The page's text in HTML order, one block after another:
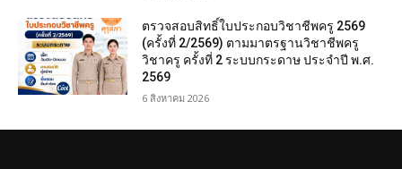
ตรวจสอบสิทธิ์ใบประกอบวิชาชีพครู 2569
(ครั้งที่ 2/2569) ตามมาตรฐานวิชาชีพครู
วิชาครู ครั้งที่ 2 ระบบกระดาษ ประจำปี พ.ศ.
2569
6 สิงหาคม 2026